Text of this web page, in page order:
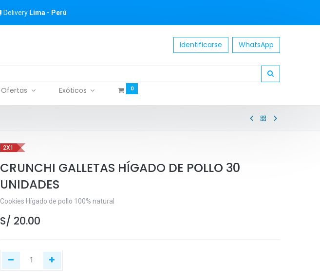
Delivery Lima - Perú
Identificarse WhatsApp
Ofertas Exóticos 0
2X1
CRUNCHI GALLETAS HÍGADO DE POLLO 30
UNIDADES
Cookies Hígado de pollo 100% natural
S/ 20.00